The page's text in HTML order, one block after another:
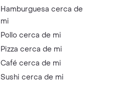
Hamburguesa cerca de
mi
Pollo cerca de mi
Pizza cerca de mi
Café cerca de mi
Sushi cerca de mi